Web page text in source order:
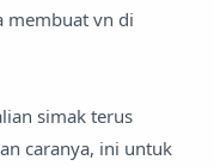
membuat vn di
simak terus
caranya, ini untuk